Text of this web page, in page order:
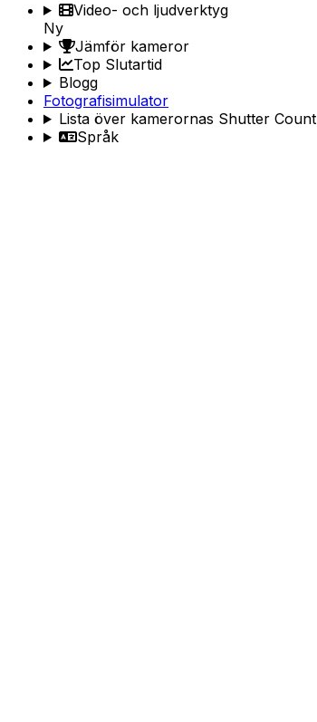
Video- och ljudverktyg
Ny
Jämför kameror
Top Slutartid
Blogg
Fotografisimulator
Lista över kamerornas Shutter Count
Språk